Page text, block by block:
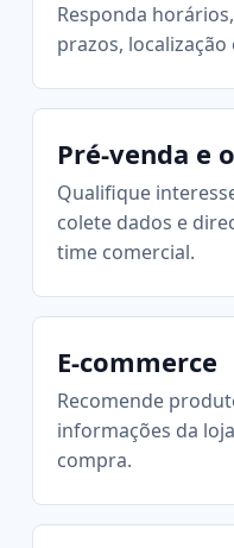
Responda
prazos,
Pré-venda e
Qualifique
colete dados e
time comercial.
E-commerce
Recomende
informações da
compra.